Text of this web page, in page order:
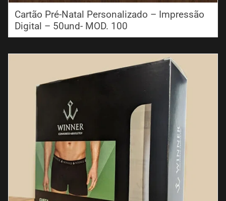
Cartão Pré-Natal Personalizado – Impressão
Digital – 50und- MOD. 100